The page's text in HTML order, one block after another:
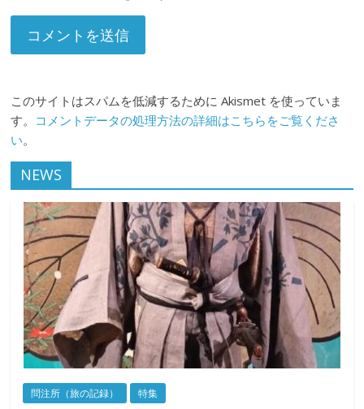
このサイトはスパムを低減するために Akismet を使っていま
す。 コメントデータの処理方法の詳細はこちらをご覧くださ
い。
NEWS
問注所（旅の記録） 特集